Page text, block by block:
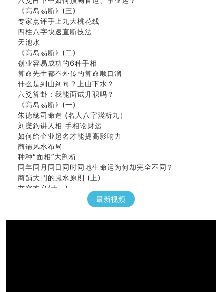
《高岛易断》(三)
专家点评手上九大桃花线
四柱八字快速直断技法
天池水
《高岛易断》(二)
创业容易成功的6种手相
算命先生都不外传的算命顺口溜
什么是到山到向？上山下水？
六爻算卦：我能面试升职吗？
《高岛易断》(一)
朱德總司命造 (名⼈⼋字淺析九）
刘燮鈞讲人相 手相论财运
如何给企业起名才能提高影响力
商铺风水布局
种种“面相”大剖析
同年同月同日同时同地生命运为何却完全不同？
商舖大門的風水原則 (上)
玄空本义(十一)
家居常見風水形煞及化解方法 (三)
最新视频